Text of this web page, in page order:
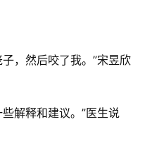
，然后咬了我。”宋昱欣
解释和建议。”医生说